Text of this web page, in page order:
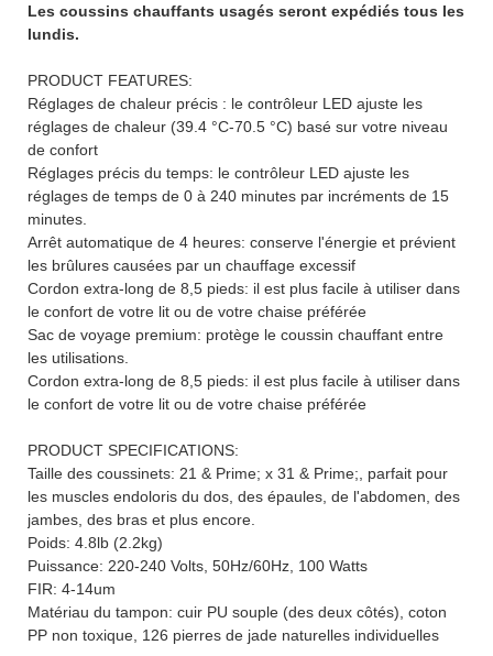
Les coussins chauffants usagés seront expédiés tous les
lundis.
PRODUCT FEATURES:
Réglages de chaleur précis : le contrôleur LED ajuste les
réglages de chaleur (39.4 °C-70.5 °C) basé sur votre niveau
de confort
Réglages précis du temps: le contrôleur LED ajuste les
réglages de temps de 0 à 240 minutes par incréments de 15
minutes.
Arrêt automatique de 4 heures: conserve l'énergie et prévient
les brûlures causées par un chauffage excessif
Cordon extra-long de 8,5 pieds: il est plus facile à utiliser dans
le confort de votre lit ou de votre chaise préférée
Sac de voyage premium: protège le coussin chauffant entre
les utilisations.
Cordon extra-long de 8,5 pieds: il est plus facile à utiliser dans
le confort de votre lit ou de votre chaise préférée
PRODUCT SPECIFICATIONS:
Taille des coussinets: 21 & Prime; x 31 & Prime;, parfait pour
les muscles endoloris du dos, des épaules, de l'abdomen, des
jambes, des bras et plus encore.
Poids: 4.8lb (2.2kg)
Puissance: 220-240 Volts, 50Hz/60Hz, 100 Watts
FIR: 4-14um
Matériau du tampon: cuir PU souple (des deux côtés), coton
PP non toxique, 126 pierres de jade naturelles individuelles